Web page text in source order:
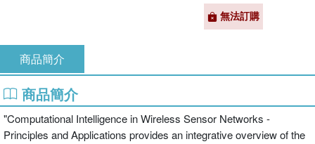
無法訂購
商品簡介
商品簡介
"Computational Intelligence in Wireless Sensor Networks -
Principles and Applications provides an integrative overview of the